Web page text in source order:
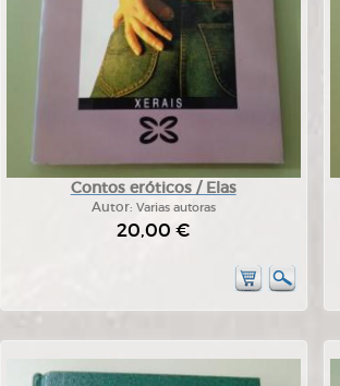
Contos eróticos / Elas
Autor: Varias autoras
20,00 €